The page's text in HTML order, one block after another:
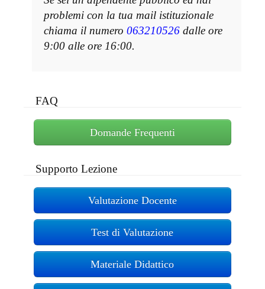
problemi con la tua mail istituzionale
chiama il numero 063210526 dalle ore
9:00 alle ore 16:00.
FAQ
Domande Frequenti
Supporto Lezione
Valutazione Docente
Test di Valutazione
Materiale Didattico